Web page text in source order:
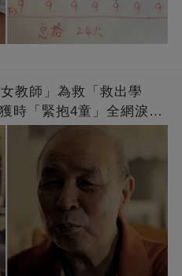
教師」為救「救出學
時「緊抱4童」全網淚